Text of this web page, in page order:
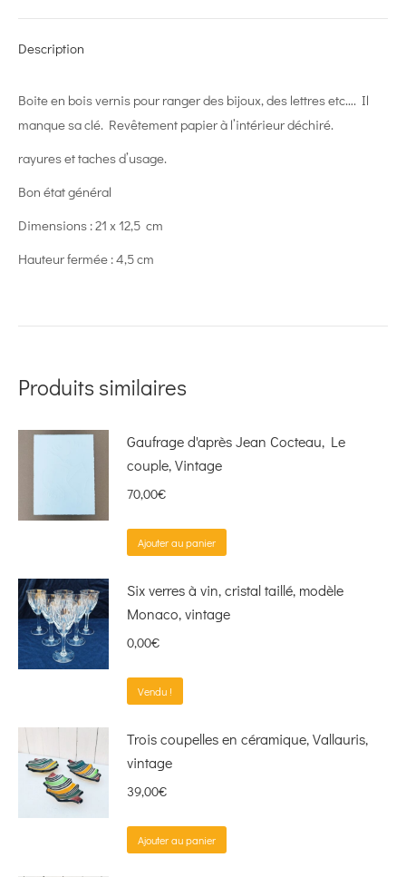
Description
Boite en bois vernis pour ranger des bijoux, des lettres etc…. Il
manque sa clé. Revêtement papier à l’intérieur déchiré.
rayures et taches d’usage.
Bon état général
Dimensions : 21 x 12,5 cm
Hauteur fermée : 4,5 cm
Produits similaires
Gaufrage d'après Jean Cocteau, Le
couple, Vintage
70,00€
Ajouter au panier
Six verres à vin, cristal taillé, modèle
Monaco, vintage
0,00€
Vendu !
Trois coupelles en céramique, Vallauris,
vintage
39,00€
Ajouter au panier